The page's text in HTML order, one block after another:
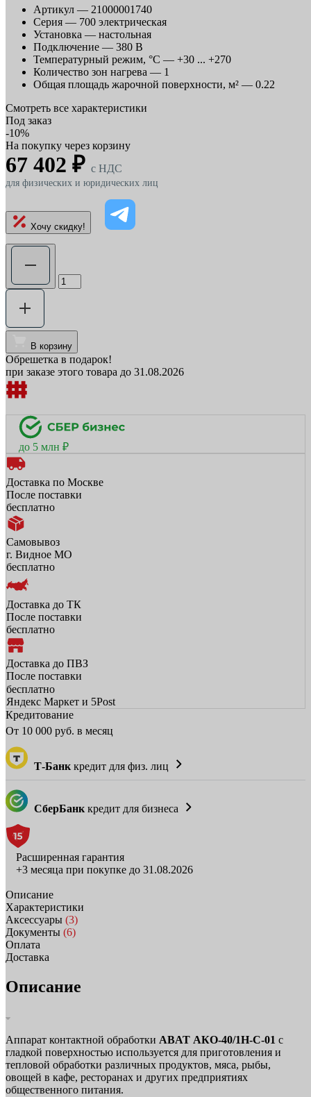
Артикул — 21000001740
Серия — 700 электрическая
Установка — настольная
Подключение — 380 В
Температурный режим, °C — +30 ... +270
Количество зон нагрева — 1
Общая площадь жарочной поверхности, м² — 0.22
Смотреть все характеристики
Под заказ
-10%
На покупку через корзину
67 402 ₽ c НДС
для физических и юридических лиц
Хочу скидку!
В корзину
Обрешетка в подарок!
при заказе этого товара до 31.08.2026
до 5 млн ₽
Доставка по Москве
После поставки
бесплатно
Самовывоз
г. Видное МО
бесплатно
Доставка до ТК
После поставки
бесплатно
Доставка до ПВЗ
После поставки
бесплатно
Яндекс Маркет и 5Post
Кредитование
От 10 000 руб. в месяц
Т-Банк кредит для физ. лиц
СберБанк кредит для бизнеса
Расширенная гарантия
+3 месяца при покупке до 31.08.2026
Описание
Характеристики
Аксессуары (3)
Документы (6)
Оплата
Доставка
Описание
Аппарат контактной обработки ABAT АКО‑40/1Н‑С‑01 с
гладкой поверхностью используется для приготовления и
тепловой обработки различных продуктов, мяса, рыбы,
овощей в кафе, ресторанах и других предприятиях
общественного питания.